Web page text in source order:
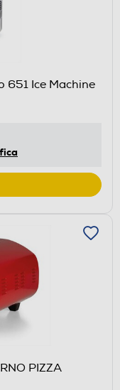
651 Ice Machine
PIZZA